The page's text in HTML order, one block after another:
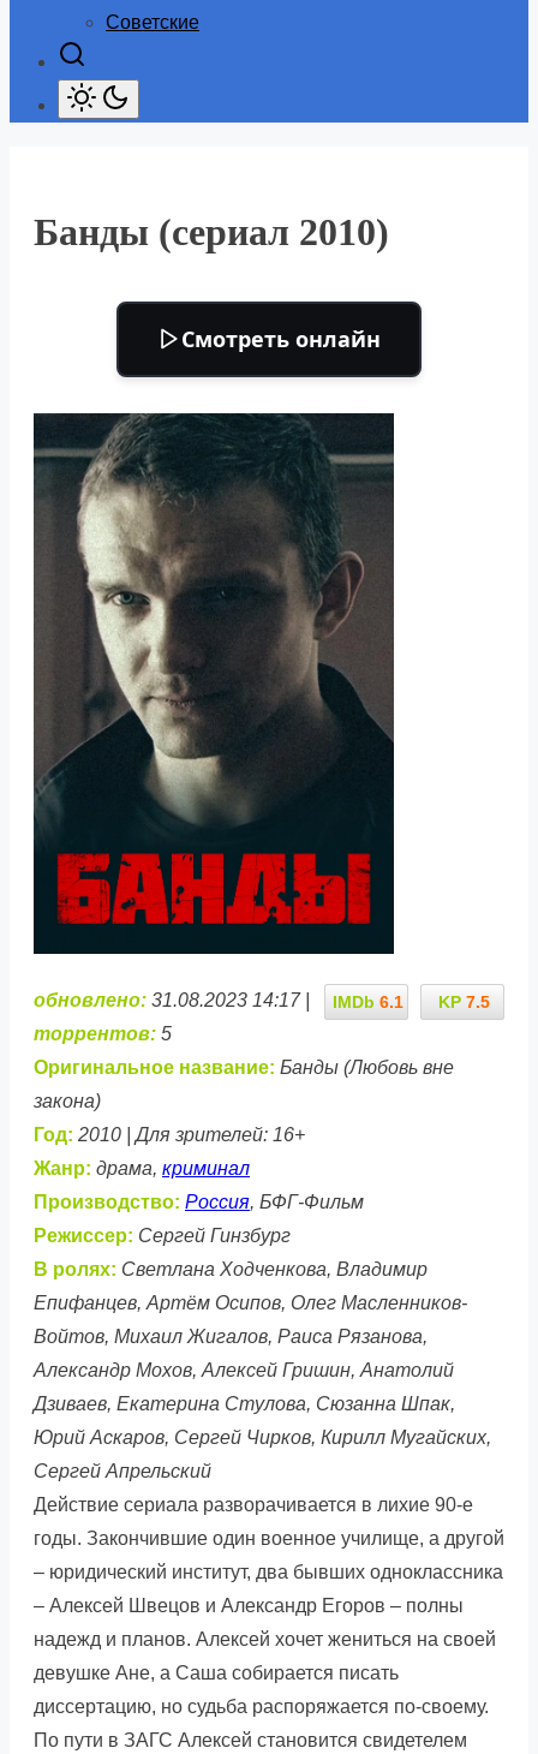
Советские
Банды (сериал 2010)
Смотреть онлайн
KP 7.5
IMDb 6.1
обновлено: 31.08.2023 14:17 |
торрентов: 5
Оригинальное название: Банды (Любовь вне
закона)
Год: 2010 | Для зрителей: 16+
Жанр: драма, криминал
Производство: Россия, БФГ-Фильм
Режиссер: Сергей Гинзбург
В ролях: Светлана Ходченкова, Владимир
Епифанцев, Артём Осипов, Олег Масленников-
Войтов, Михаил Жигалов, Раиса Рязанова,
Александр Мохов, Алексей Гришин, Анатолий
Дзиваев, Екатерина Стулова, Сюзанна Шпак,
Юрий Аскаров, Сергей Чирков, Кирилл Мугайских,
Сергей Апрельский
Действие сериала разворачивается в лихие 90-е
годы. Закончившие один военное училище, а другой
– юридический институт, два бывших одноклассника
– Алексей Швецов и Александр Егоров – полны
надежд и планов. Алексей хочет жениться на своей
девушке Ане, а Саша собирается писать
диссертацию, но судьба распоряжается по-своему.
По пути в ЗАГС Алексей становится свидетелем